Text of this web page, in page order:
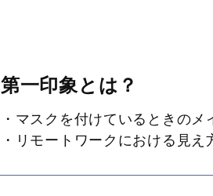
第一印象とは？
・マスクを付けているときの
・リモートワークにおける見え